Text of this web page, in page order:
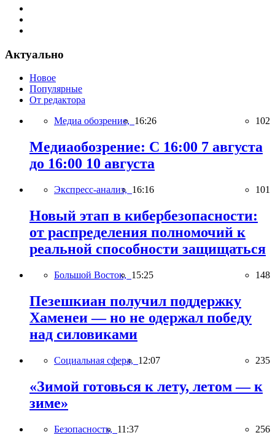
Актуально
Новое
Популярные
От редактора
Медиа обозрение, 16:26 102
Медиаобозрение: С 16:00 7 августа
до 16:00 10 августа
Экспресс-анализ, 16:16 101
Новый этап в кибербезопасности:
от распределения полномочий к
реальной способности защищаться
Большой Восток, 15:25 148
Пезешкиан получил поддержку
Хаменеи — но не одержал победу
над силовиками
Социальная сфера, 12:07 235
«Зимой готовься к лету, летом — к
зиме»
Безопасность, 11:37 256